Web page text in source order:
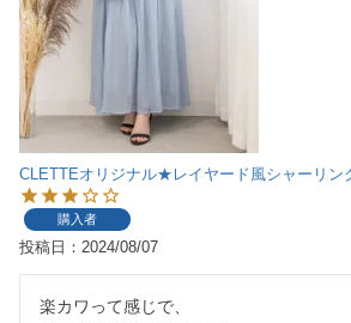
CLETTEオリジナル★レイヤード風シャーリン
購入者
投稿日 2024/08/07
楽カワって感じで、